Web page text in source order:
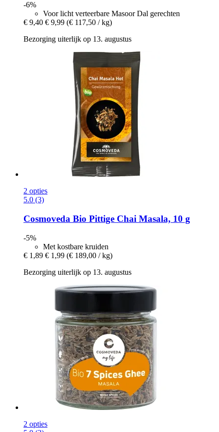
-6%
Voor licht verteerbare Masoor Dal gerechten
€ 9,40 € 9,99 (€ 117,50 / kg)
Bezorging uiterlijk op 13. augustus
2 opties
5.0 (3)
Cosmoveda Bio Pittige Chai Masala, 10 g
-5%
Met kostbare kruiden
€ 1,89 € 1,99 (€ 189,00 / kg)
Bezorging uiterlijk op 13. augustus
2 opties